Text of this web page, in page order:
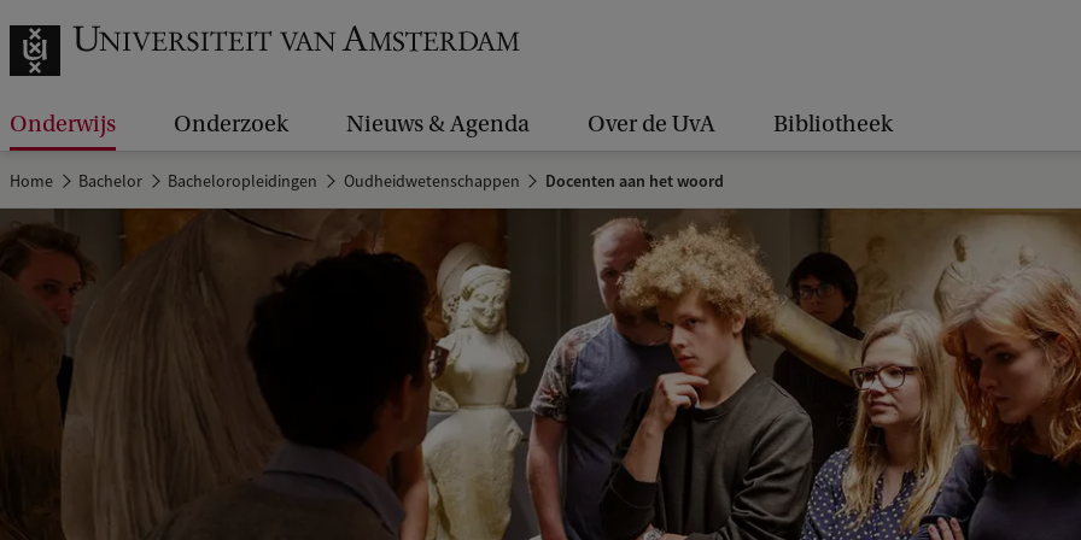
Onderwijs Onderzoek Nieuws & Agenda Over de UvA Bibliotheek
Home Bachelor Bacheloropleidingen Oudheidwetenschappen Docenten aan het woord